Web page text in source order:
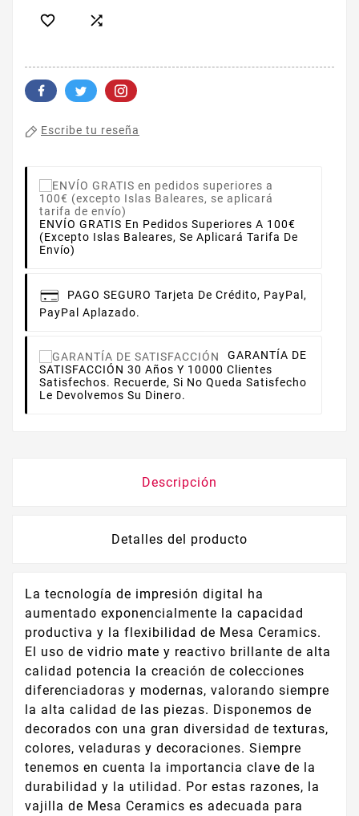
 
Escribe tu reseña
ENVÍO GRATIS En Pedidos Superiores A 100€
(excepto Islas Baleares, Se Aplicará Tarifa De
Envío)
PAGO SEGURO Tarjeta De Crédito, PayPal,
PayPal Aplazado.
GARANTÍA DE
SATISFACCIÓN 30 Años Y 10000 Clientes
Satisfechos. Recuerde, Si No Queda Satisfecho
Le Devolvemos Su Dinero.
Descripción
Detalles del producto
La tecnología de impresión digital ha
aumentado exponencialmente la capacidad
productiva y la flexibilidad de Mesa Ceramics.
El uso de vidrio mate y reactivo brillante de alta
calidad potencia la creación de colecciones
diferenciadoras y modernas, valorando siempre
la alta calidad de las piezas. Disponemos de
decorados con una gran diversidad de texturas,
colores, veladuras y decoraciones. Siempre
tenemos en cuenta la importancia clave de la
durabilidad y la utilidad. Por estas razones, la
vajilla de Mesa Ceramics es adecuada para